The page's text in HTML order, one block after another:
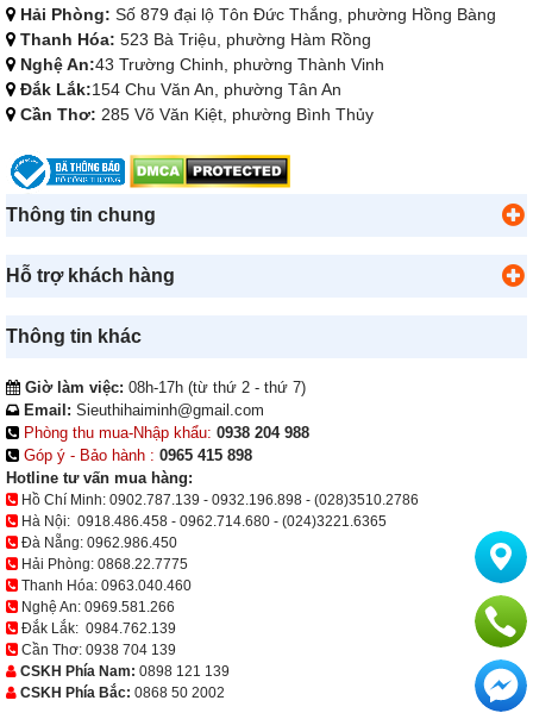
Hải Phòng: Số 879 đại lộ Tôn Đức Thắng, phường Hồng Bàng
Thanh Hóa: 523 Bà Triệu, phường Hàm Rồng
Nghệ An:43 Trường Chinh, phường Thành Vinh
Đắk Lắk:154 Chu Văn An, phường Tân An
Cần Thơ: 285 Võ Văn Kiệt, phường Bình Thủy
Thông tin chung
Hỗ trợ khách hàng
Thông tin khác
Giờ làm việc: 08h-17h (từ thứ 2 - thứ 7)
Email: Sieuthihaiminh@gmail.com
Phòng thu mua-Nhập khẩu: 0938 204 988
Góp ý - Bảo hành : 0965 415 898
Hotline tư vấn mua hàng:
Hồ Chí Minh: 0902.787.139 - 0932.196.898 - (028)3510.2786
Hà Nội: 0918.486.458 - 0962.714.680 - (024)3221.6365
Đà Nẵng: 0962.986.450
Hải Phòng: 0868.22.7775
Thanh Hóa: 0963.040.460
Nghệ An: 0969.581.266
Đắk Lắk: 0984.762.139
Cần Thơ: 0938 704 139
CSKH Phía Nam: 0898 121 139
CSKH Phía Bắc: 0868 50 2002